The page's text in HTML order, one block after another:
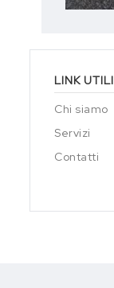
LINK UTILI
Chi siamo
Servizi
Contatti